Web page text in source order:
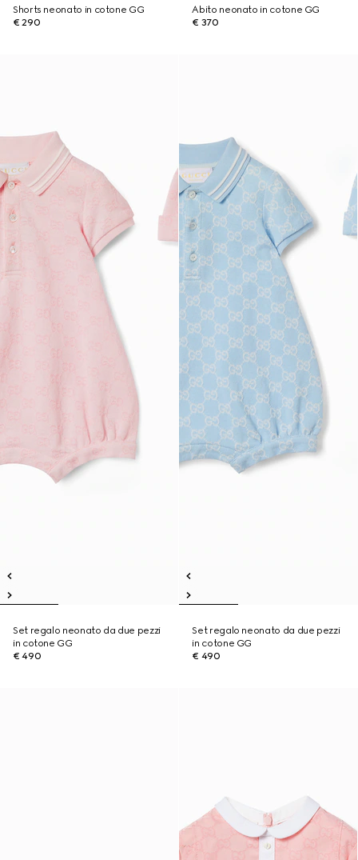
Shorts neonato in cotone GG
€ 290
Abito neonato in cotone GG
€ 370
Set regalo neonato da due pezzi
in cotone GG
€ 490
Set regalo neonato da due pezzi
in cotone GG
€ 490